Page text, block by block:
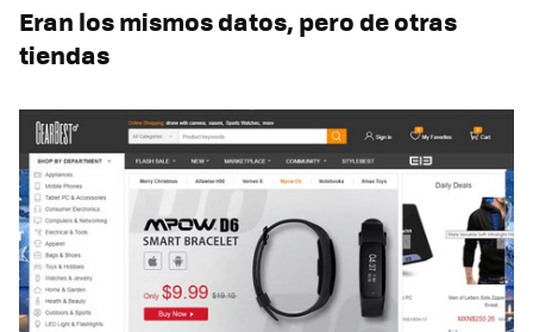
Eran los mismos datos, pero de otras
tiendas